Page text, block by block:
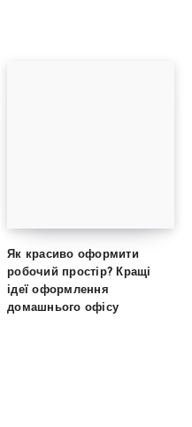
Як красиво оформити
робочий простір? Кращі
ідеї оформлення
домашнього офісу